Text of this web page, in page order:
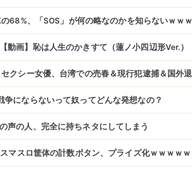
の68%、「SOS」が何の略なのかを知らないｗｗｗ
ュース
動画】恥は人生のかきすて（蓮ノ小四辺形Ver.）
映像】
セクシー女優、台湾での売春＆現行犯逮捕＆国外退
半年前の出来事」謝罪
争にならないって奴ってどんな発想なの？
声の人、完全に持ちネタにしてしまう
スマスロ筐体の計数ボタン、プライズ化ｗｗｗｗｗ